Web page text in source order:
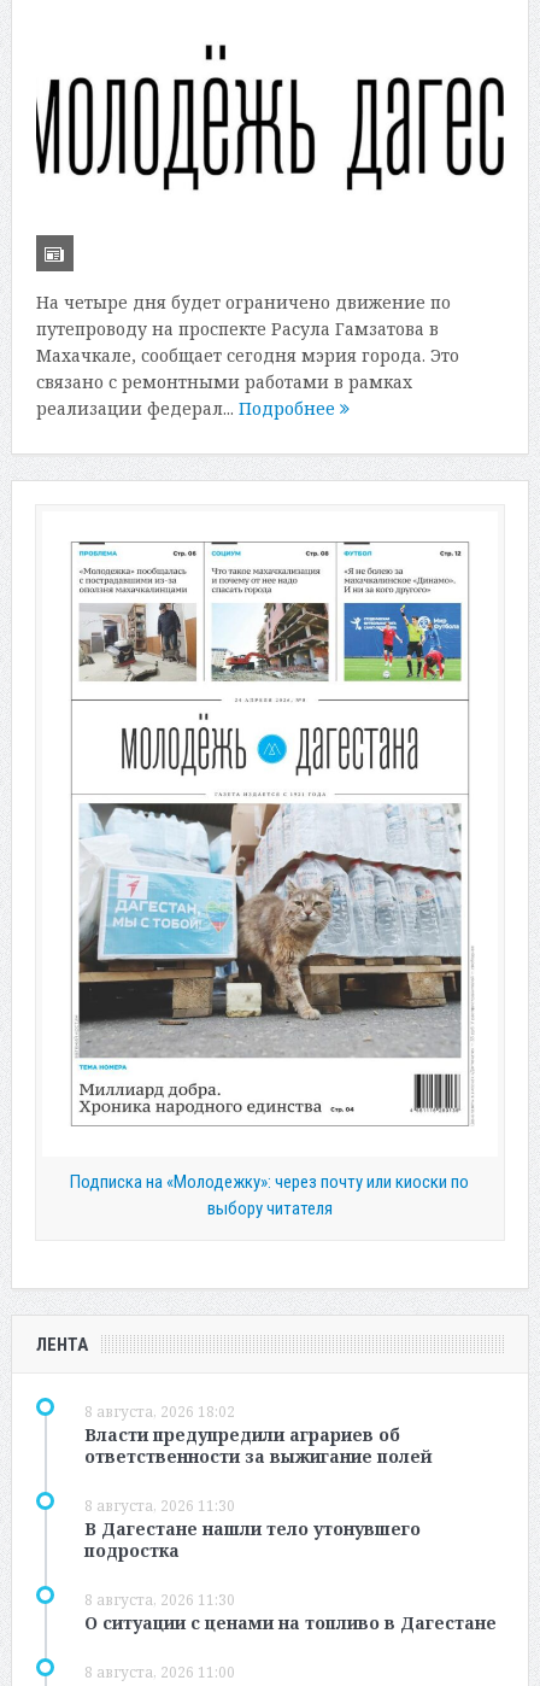
На четыре дня будет ограничено движение по
путепроводу на проспекте Расула Гамзатова в
Махачкале, сообщает сегодня мэрия города. Это
связано с ремонтными работами в рамках
реализации федерал... Подробнее
Подписка на «Молодежку»: через почту или киоски по
выбору читателя
ЛЕНТА
8 августа, 2026 18:02
Власти предупредили аграриев об
ответственности за выжигание полей
8 августа, 2026 11:30
В Дагестане нашли тело утонувшего
подростка
8 августа, 2026 11:30
О ситуации с ценами на топливо в Дагестане
8 августа, 2026 11:00